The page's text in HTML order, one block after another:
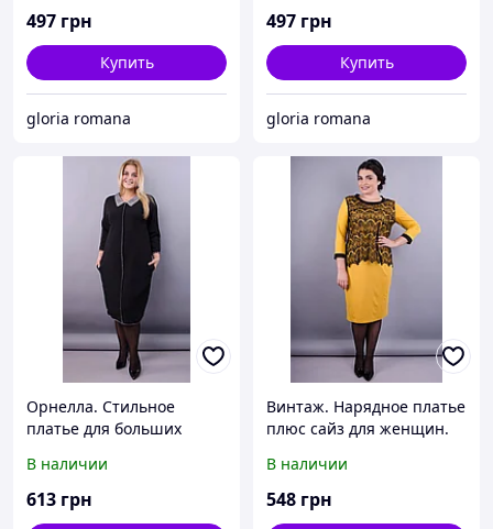
497 грн
Купить
gloria romana
497 грн
Купить
gloria romana
Орнелла. Стильное
платье для больших
В наличии
613 грн
Винтаж. Нарядное платье
плюс сайз для женщин.
В наличии
548 грн